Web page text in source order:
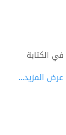
الكتابة
عرض المزيد...